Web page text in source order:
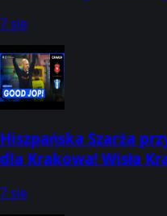
7 sie
Hiszpańska Szarża
dla Krakowa! Wisła
7 sie